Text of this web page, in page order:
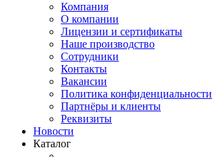
Компания
О компании
Лицензии и сертификаты
Наше производство
Сотрудники
Контакты
Вакансии
Политика конфиденциальности
Партнёры и клиенты
Реквизиты
Новости
Каталог